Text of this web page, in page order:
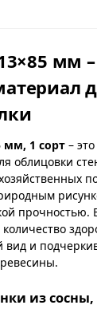
мм –
мм, 1 сорт –
облицовки
прочностью.
вид и
из сосны,